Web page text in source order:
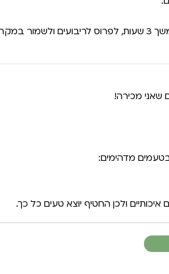
במקרר.
שאני מכירה!
מדהימים:
ולכן החטיף יוצא טעים כל כך.